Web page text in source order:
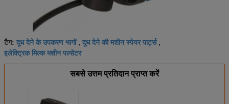
टैग: दूध देने के उपकरण भागों, दूध देने की मशीन स्पेयर पार्ट्स,
इलेक्ट्रिक मिल्क मशीन पल्सेटर
सबसे उत्तम प्रतिदान प्राप्त करें